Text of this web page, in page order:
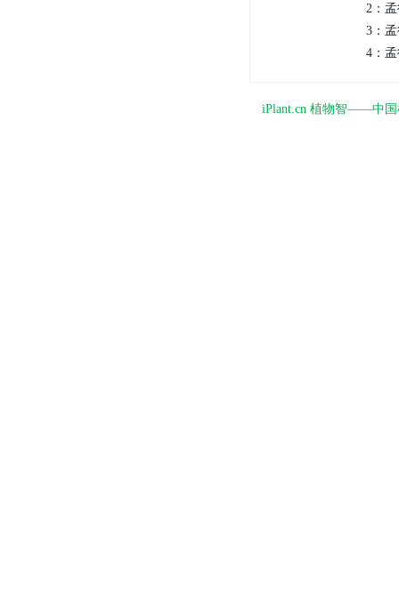
2：
3：
4：
iPlant.cn 植物智——中国